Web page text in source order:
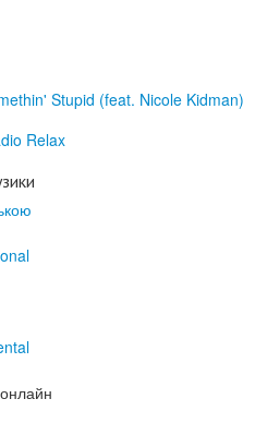
Stupid (feat. Nicole Kidman)
Relax